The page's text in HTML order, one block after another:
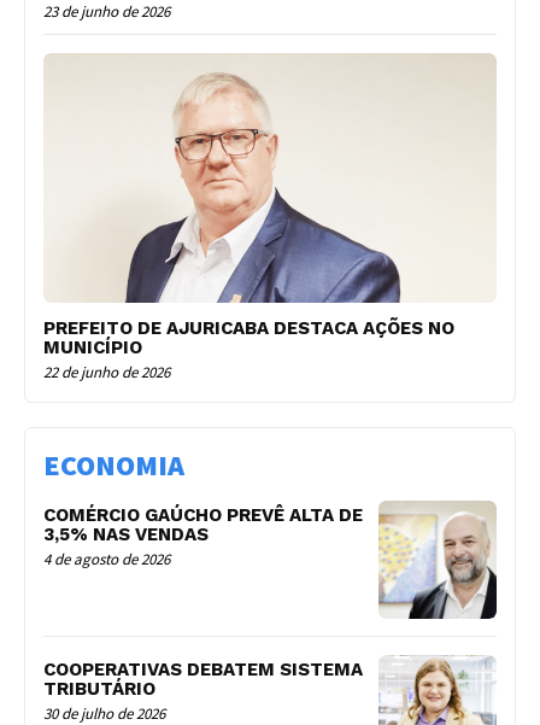
23 de junho de 2026
PREFEITO DE AJURICABA DESTACA AÇÕES NO
MUNICÍPIO
22 de junho de 2026
ECONOMIA
COMÉRCIO GAÚCHO PREVÊ ALTA DE
3,5% NAS VENDAS
4 de agosto de 2026
COOPERATIVAS DEBATEM SISTEMA
TRIBUTÁRIO
30 de julho de 2026